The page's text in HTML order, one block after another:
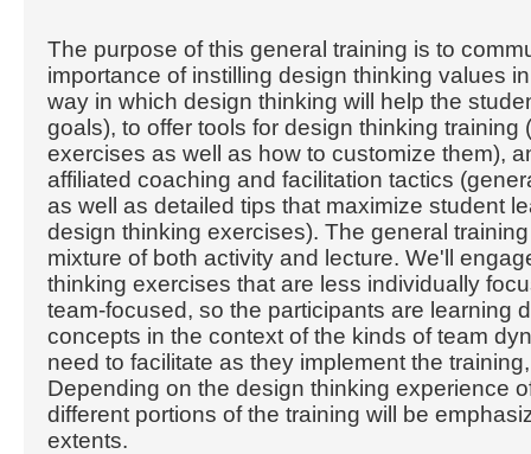
The purpose of this general training is to
importance of instilling design thinking values
way in which design thinking will help the
goals), to offer tools for design thinking training
exercises as well as how to customize them),
affiliated coaching and facilitation tactics
as well as detailed tips that maximize student
design thinking exercises). The general
mixture of both activity and lecture. We'll
thinking exercises that are less individually
team-focused, so the participants are learning
concepts in the context of the kinds of team
need to facilitate as they implement the
Depending on the design thinking experience
different portions of the training will be
extents.